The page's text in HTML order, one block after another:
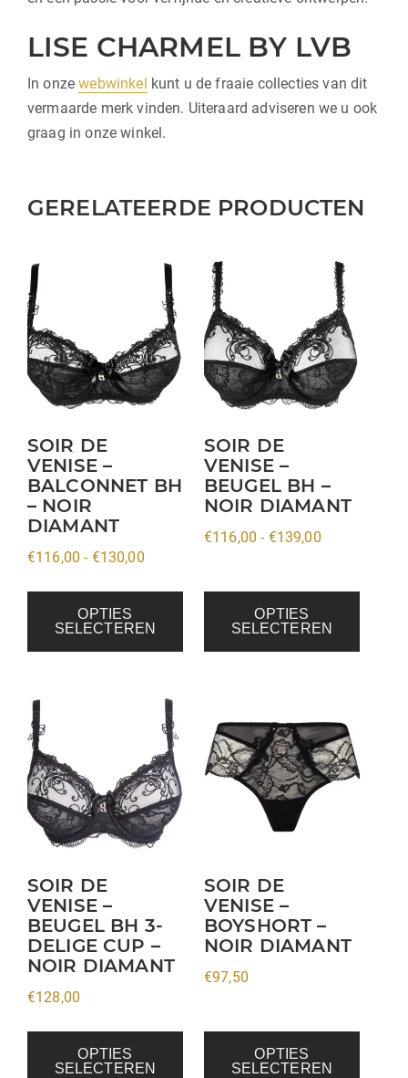
LISE CHARMEL BY LVB
In onzewebwinkel kunt u de fraaie collecties van dit
vermaarde merk vinden. Uiteraard adviseren we u ook
graag in onze winkel.
GERELATEERDE PRODUCTEN
SOIR DE
VENISE –
BALCONNET BH
– NOIR
DIAMANT
€116,00 - €130,00Prijsklasse:
€130,00
OPTIES
SELECTEREN
Dit
product
heeft
meerdere
variaties.
Deze
kan
gekozen
worden
op
productpagina
SOIR DE
VENISE –
BEUGEL BH –
NOIR DIAMANT
€116,00 - €139,00Prijsklasse:
OPTIES
SELECTEREN
Dit
product
heeft
meerdere
variaties.
Deze
kan
gekozen
worden
op
de
SOIR DE
VENISE –
BEUGEL BH 3-
DELIGE CUP –
NOIR DIAMANT
€128,00
OPTIES
SELECTEREN
Dit
product
heeft
meerdere
variaties.
Deze
kan
gekozen
worden
op
productpagina
SOIR DE
VENISE –
BOYSHORT –
NOIR DIAMANT
€97,50
OPTIES
SELECTEREN
product
heeft
meerdere
variaties.
kan
gekozen
worden
op
de